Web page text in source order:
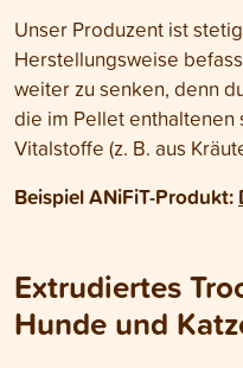
Unser Produzent ist
Herstellungsweise
weiter zu senken, denn
die im Pellet enthaltenen
Vitalstoffe (z. B. aus
Beispiel ANiFiT-Produkt:
Extrudiertes
Hunde und